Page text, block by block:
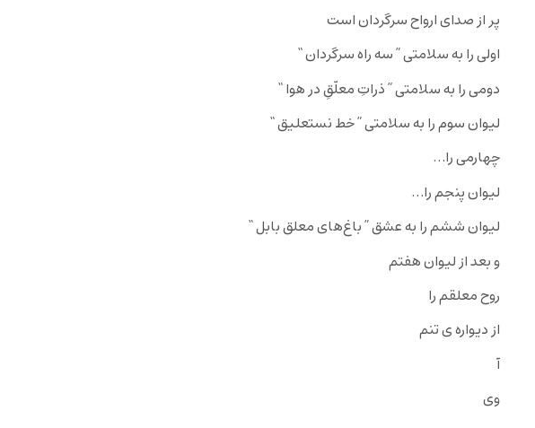
پر از صداى ارواح سرگردان است
اولى را به سلامتى ” سه راه سرگردان “
دومى را به سلامتى ” ذراتِ معلّقِ در هوا “
لیوان سوم را به سلامتى ” خط نستعلیق “
چهارمى را…
لیوان پنجم را…
لیوان ششم را به عشق ” باغ‌هاى معلق بابل “
و بعد از لیوان هفتم
روح معلقم را
از دیواره ى تنم
آ
وى